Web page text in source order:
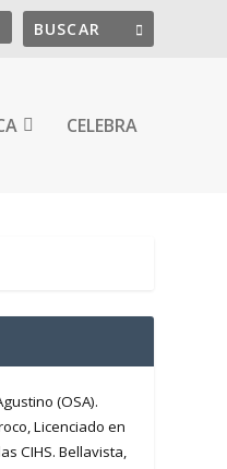
CELEBRA
(OSA).
Licenciado en
CIHS. Bellavista,